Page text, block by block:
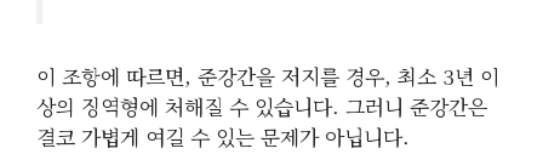
이 조항에 따르면, 준강간을 저지를 경우, 최소 3년 이
상의 징역형에 처해질 수 있습니다. 그러니 준강간은
결코 가볍게 여길 수 있는 문제가 아닙니다.